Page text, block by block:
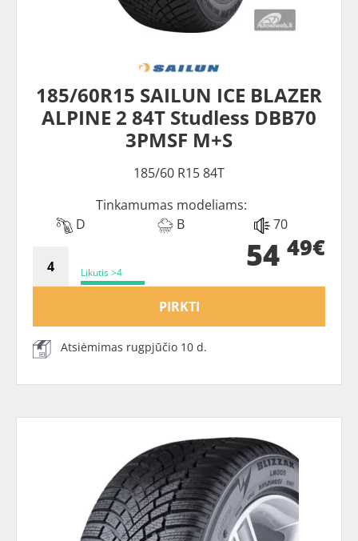
185/60R15 SAILUN ICE BLAZER
ALPINE 2 84T Studless DBB70
3PMSF M+S
185/60 R15 84T
Tinkamumas modeliams:
D
B 70
Likutis >4 54 49€
PIRKTI
Atsiėmimas rugpjūčio 10 d.